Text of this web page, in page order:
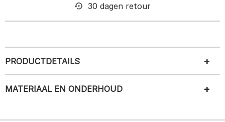
30 dagen retour
PRODUCTDETAILS
MATERIAAL EN ONDERHOUD